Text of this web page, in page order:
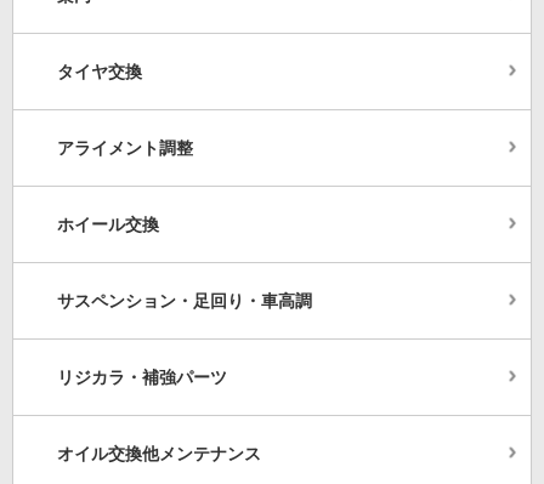
タイヤ交換
アライメント調整
ホイール交換
サスペンション・足回り・車高調
リジカラ・補強パーツ
オイル交換他メンテナンス